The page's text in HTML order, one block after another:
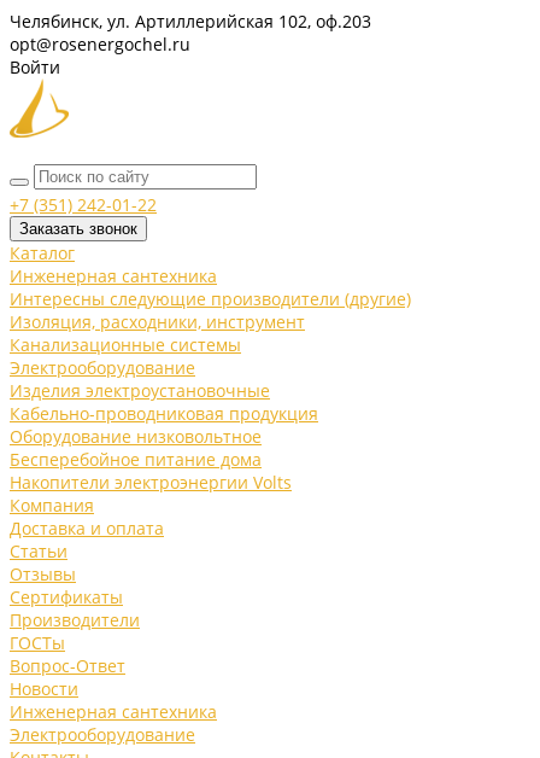
Челябинск, ул. Артиллерийская 102, оф.203
opt@rosenergochel.ru
Войти
+7 (351) 242-01-22
Заказать звонок
Каталог
Инженерная сантехника
Интересны следующие производители (другие)
Изоляция, расходники, инструмент
Канализационные системы
Электрооборудование
Изделия электроустановочные
Кабельно-проводниковая продукция
Оборудование низковольтное
Бесперебойное питание дома
Накопители электроэнергии Volts
Компания
Доставка и оплата
Статьи
Отзывы
Сертификаты
Производители
ГОСТы
Вопрос-Ответ
Новости
Инженерная сантехника
Электрооборудование